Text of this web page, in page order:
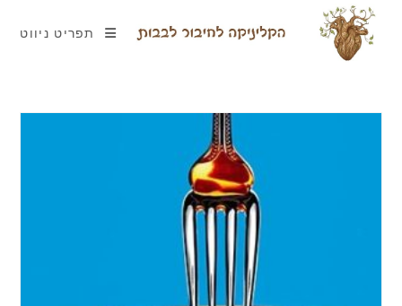
תפריט ניווט